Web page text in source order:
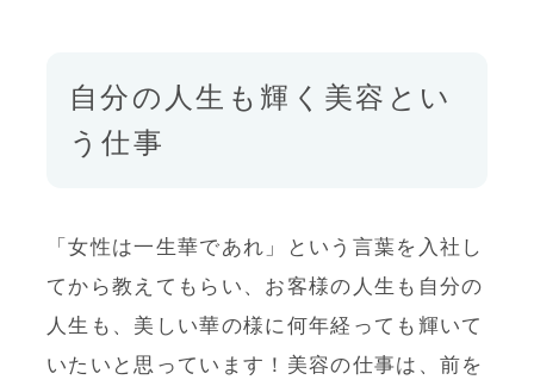
自分の人生も輝く美容とい
う仕事
「女性は一生華であれ」という言葉を入社し
てから教えてもらい、お客様の人生も自分の
人生も、美しい華の様に何年経っても輝いて
いたいと思っています！美容の仕事は、前を